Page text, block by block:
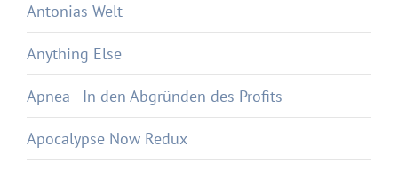
Antonias Welt
Anything Else
Apnea - In den Abgründen des Profits
Apocalypse Now Redux